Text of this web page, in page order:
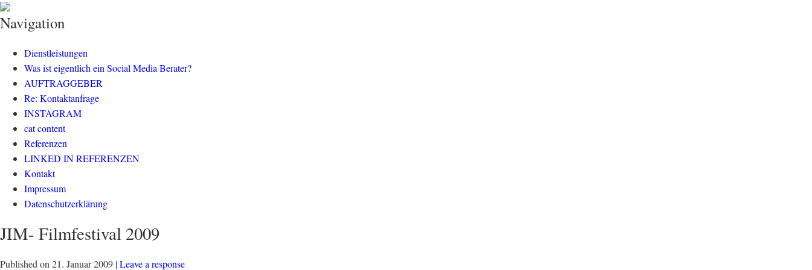
klisch.net
social media rockt
Navigation
Dienstleistungen
Was ist eigentlich ein Social Media Berater?
AUFTRAGGEBER
Re: Kontaktanfrage
INSTAGRAM
cat content
Referenzen
LINKED IN REFERENZEN
Kontakt
Impressum
Datenschutzerklärung
JIM- Filmfestival 2009
Published on 21. Januar 2009 |Leave a response